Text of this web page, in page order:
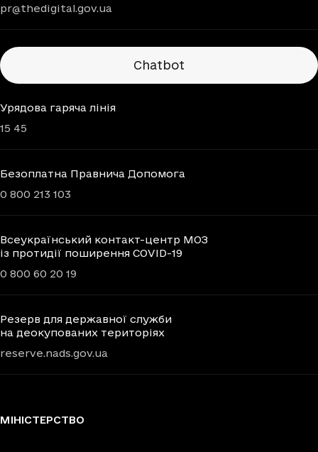
pr@thedigital.gov.ua
Chatbots
Chatbot
Урядова гаряча лінія
15 45
Безоплатна Правнича Допомога
0 800 213 103
Всеукраїнський контакт-центр МОЗ
із протидії поширення COVID-19
0 800 60 20 19
Резерв для державної служби
на деокупованих територіях
reserve.nads.gov.ua
МІНІСТЕРСТВО